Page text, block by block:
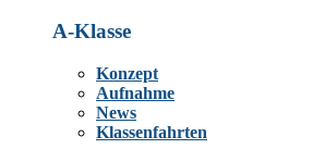
A-Klasse
Konzept
Aufnahme
News
Klassenfahrten